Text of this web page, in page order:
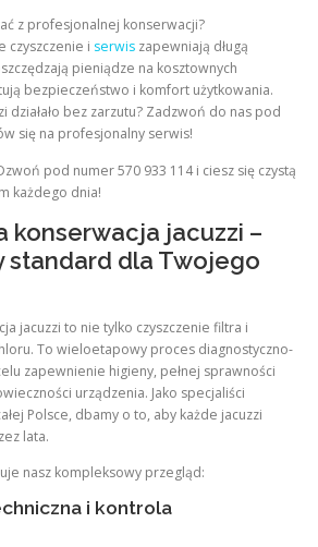
z profesjonalnej konserwacji?
czyszczenie i serwis zapewniają długą
pieniądze na kosztownych
bezpieczeństwo i komfort użytkowania.
działało bez zarzutu? Zadzwoń do nas pod
się na profesjonalny serwis!
pod numer 570 933 114 i ciesz się czystą
każdego dnia!
konserwacja jacuzzi –
standard dla Twojego
jacuzzi to nie tylko czyszczenie filtra i
To wieloetapowy proces diagnostyczno-
zapewnienie higieny, pełnej sprawności
urządzenia. Jako specjaliści
Polsce, dbamy o to, aby każde jacuzzi
lata.
nasz kompleksowy przegląd:
i kontrola